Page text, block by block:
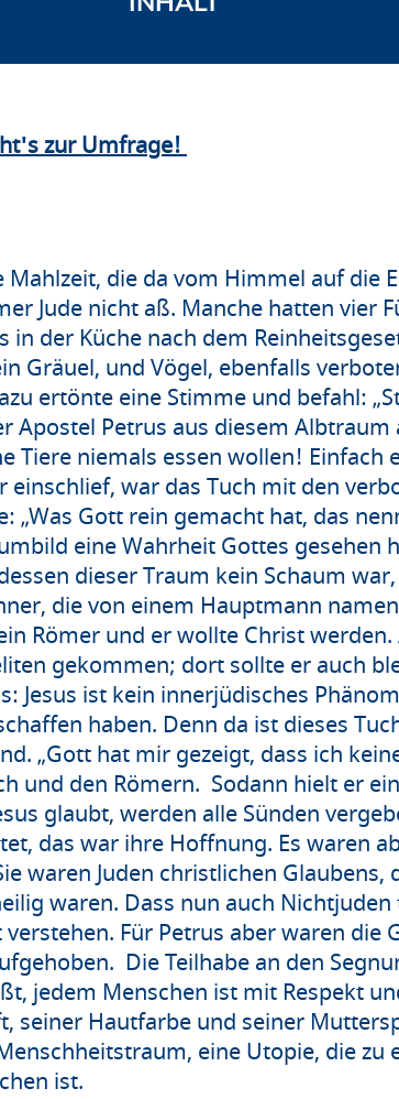
zur Umfrage!
die da vom Himmel auf die
Jude nicht aß. Manche hatten vier
in der Küche nach dem
Gräuel, und Vögel, ebenfalls
ertönte eine Stimme und befahl:
Apostel Petrus aus diesem Albtraum
Tiere niemals essen wollen! Einfach
einschlief, war das Tuch mit den
„Was Gott rein gemacht hat, das
eine Wahrheit Gottes gesehen
dieser Traum kein Schaum
die von einem Hauptmann
Römer und er wollte Christ
gekommen; dort sollte er auch
Jesus ist kein innerjüdisches
haben. Denn da ist dieses
„Gott hat mir gezeigt, dass ich
und den Römern. Sodann hielt er
glaubt, werden alle Sünden
das war ihre Hoffnung. Es waren
waren Juden christlichen Glaubens,
waren. Dass nun auch
Für Petrus aber waren die
Die Teilhabe an den
jedem Menschen ist mit Respekt
seiner Hautfarbe und seiner
eine Utopie, die zu
ist.